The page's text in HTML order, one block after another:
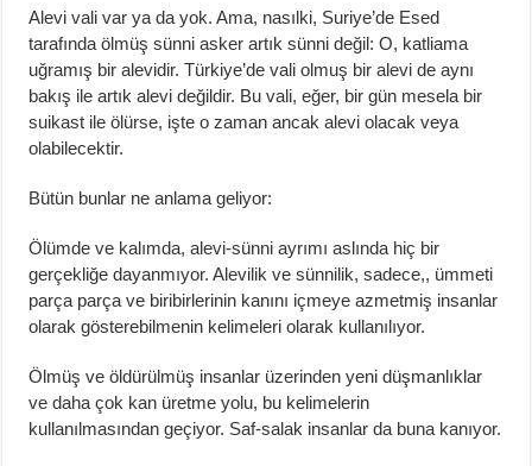
Alevi vali var ya da yok. Ama, nasılki, Suriye’de Esed
tarafında ölmüş sünni asker artık sünni değil: O, katliama
uğramış bir alevidir. Türkiye’de vali olmuş bir alevi de aynı
bakış ile artık alevi değildir. Bu vali, eğer, bir gün mesela bir
suikast ile ölürse, işte o zaman ancak alevi olacak veya
olabilecektir.
Bütün bunlar ne anlama geliyor:
Ölümde ve kalımda, alevi-sünni ayrımı aslında hiç bir
gerçekliğe dayanmıyor. Alevilik ve sünnilik, sadece,, ümmeti
parça parça ve biribirlerinin kanını içmeye azmetmiş insanlar
olarak gösterebilmenin kelimeleri olarak kullanılıyor.
Ölmüş ve öldürülmüş insanlar üzerinden yeni düşmanlıklar
ve daha çok kan üretme yolu, bu kelimelerin
kullanılmasından geçiyor. Saf-salak insanlar da buna kanıyor.